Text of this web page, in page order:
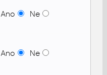
Ano Ne
Ano Ne